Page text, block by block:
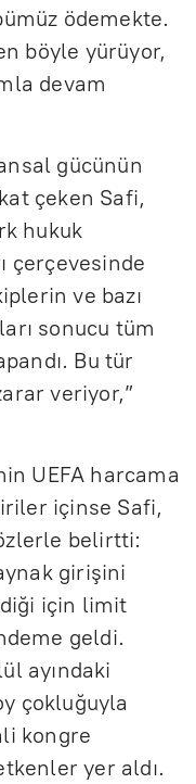
ödemekte.
böyle yürüyor,
devam
gücünün
çeken Safi,
hukuk
çerçevesinde
ve bazı
sonucu tüm
Bu tür
veriyor,”
UEFA harcama
içinse Safi,
belirtti:
girişini
için limit
geldi.
ayındaki
çokluğuyla
kongre
yer aldı.